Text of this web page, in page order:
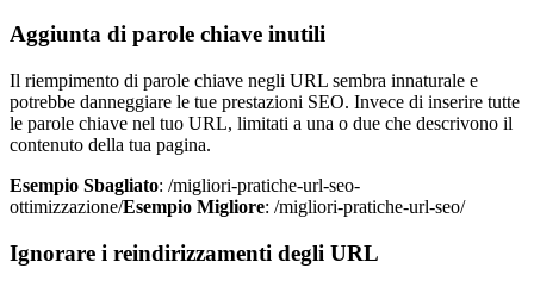
Aggiunta di parole chiave inutili
Il riempimento di parole chiave negli URL sembra innaturale e
potrebbe danneggiare le tue prestazioni SEO. Invece di inserire tutte
le parole chiave nel tuo URL, limitati a una o due che descrivono il
contenuto della tua pagina.
Esempio Sbagliato: /migliori-pratiche-url-seo-
ottimizzazione/Esempio Migliore: /migliori-pratiche-url-seo/
Ignorare i reindirizzamenti degli URL